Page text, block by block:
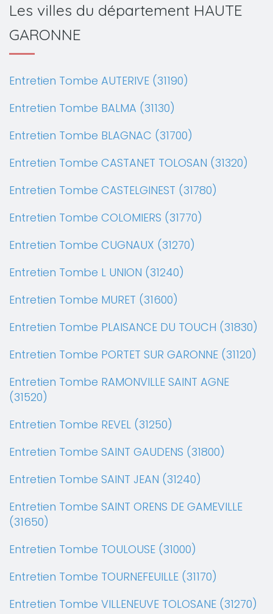
Les villes du département HAUTE
GARONNE
Entretien Tombe AUTERIVE (31190)
Entretien Tombe BALMA (31130)
Entretien Tombe BLAGNAC (31700)
Entretien Tombe CASTANET TOLOSAN (31320)
Entretien Tombe CASTELGINEST (31780)
Entretien Tombe COLOMIERS (31770)
Entretien Tombe CUGNAUX (31270)
Entretien Tombe L UNION (31240)
Entretien Tombe MURET (31600)
Entretien Tombe PLAISANCE DU TOUCH (31830)
Entretien Tombe PORTET SUR GARONNE (31120)
Entretien Tombe RAMONVILLE SAINT AGNE
(31520)
Entretien Tombe REVEL (31250)
Entretien Tombe SAINT GAUDENS (31800)
Entretien Tombe SAINT JEAN (31240)
Entretien Tombe SAINT ORENS DE GAMEVILLE
(31650)
Entretien Tombe TOULOUSE (31000)
Entretien Tombe TOURNEFEUILLE (31170)
Entretien Tombe VILLENEUVE TOLOSANE (31270)